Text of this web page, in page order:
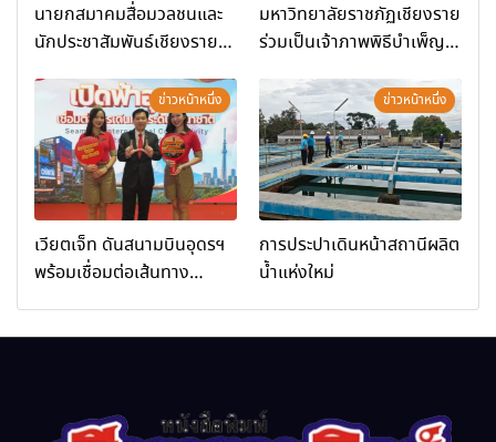
นายกสมาคมสื่อมวลชนและ
นักประชาสัมพันธ์เชียงราย
การท่องเที่ยวและกีฬาจังหวัด
เชียงราย จัดกิจกรรมอบรม
“การพัฒนาศักยภาพผู้
ประกอบการและเครือข่าย
ธุรกิจ Wellness สู่การ
เติบโตอย่างยั่งยืน (Chiang
Rai Wellness Business
มหาวิทยาลัยราชภัฏเชียงราย
ร่วมเป็นเจ้าภาพพิธีบำเพ็ญ
มหากรุณาธิคุณ
ข่าวหน้าหนึ่ง
เวียตเจ็ท ดันสนามบินอุดรฯ
พร้อมเชื่อมต่อเส้นทาง
ข่าวหน้าหนึ่ง
การประปาเดินหน้าสถานีผลิต
น้ำแห่งใหม่